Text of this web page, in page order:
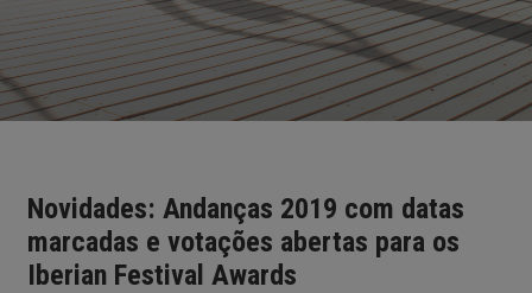
Novidades: Andanças 2019 com datas
marcadas e votações abertas para os
Iberian Festival Awards